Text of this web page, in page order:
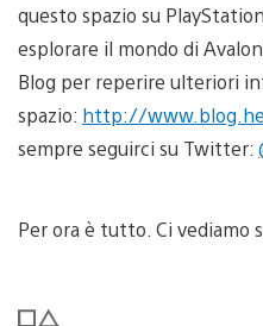
questo spazio su
esplorare il mondo di
Blog per reperire ulteriori
spazio: http://
sempre seguirci su Twitter:
Per ora è tutto. Ci vediamo